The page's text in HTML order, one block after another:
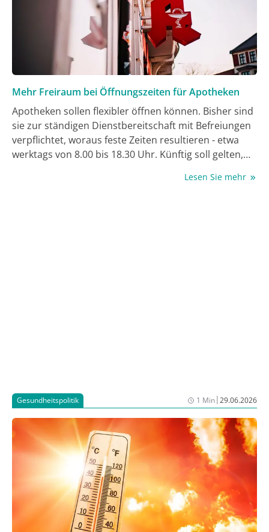
Mehr Freiraum bei Öffnungszeiten für Apotheken
Apotheken sollen flexibler öffnen können. Bisher sind
sie zur ständigen Dienstbereitschaft mit Befreiungen
verpflichtet, woraus feste Zeiten resultieren - etwa
werktags von 8.00 bis 18.30 Uhr. Künftig soll gelten,
mehreren Tagen in der Zeit von Montag bis Freitag für
Lesen Sie mehr
Gesundheitspolitik 1 Min|29.06.2026